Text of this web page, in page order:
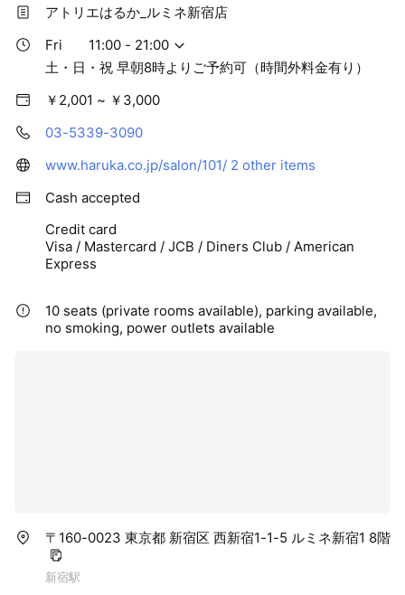
アトリエはるか_ルミネ新宿店
Fri
11:00 - 21:00
土・日・祝 早朝8時よりご予約可（時間外料金有り）
￥2,001 ~ ￥3,000
03-5339-3090
www.haruka.co.jp/salon/101/ 2 other items
Cash accepted
Credit card
Visa / Mastercard / JCB / Diners Club / American
Express
10 seats (private rooms available), parking available,
no smoking, power outlets available
〒160-0023 東京都 新宿区 西新宿1-1-5 ルミネ新宿1 8階
新宿駅